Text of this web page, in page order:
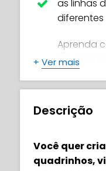
as linhas
Aprenda
seus
anatomia
Saiba
com
+ Ver mais
Descrição
Você quer
quadrinhos,